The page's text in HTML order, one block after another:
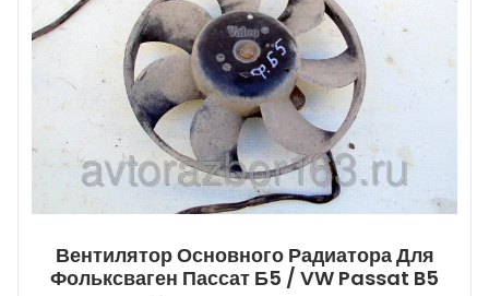
Вентилятор Основного Радиатора Для
Фольксваген Пассат Б5 / VW Passat B5